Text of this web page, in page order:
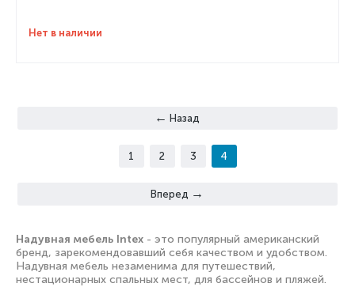
Нет в наличии
Назад
1 2 3 4
Вперед
Надувная мебель Intex - это популярный американский
бренд, зарекомендовавший себя качеством и удобством.
Надувная мебель незаменима для путешествий,
нестационарных спальных мест, для бассейнов и пляжей.